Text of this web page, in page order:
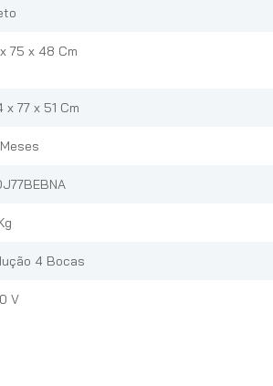
75 x 48 Cm
x 77 x 51 Cm
4 Bocas
V